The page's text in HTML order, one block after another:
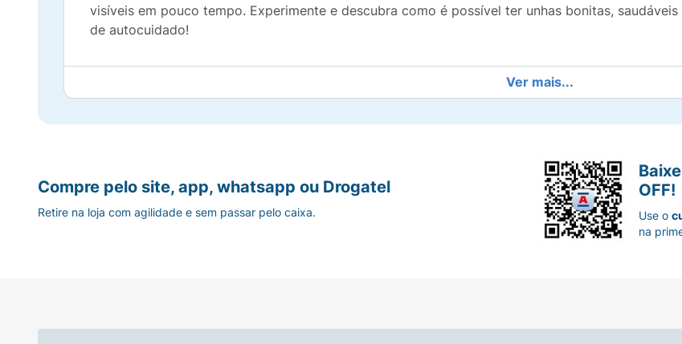
visíveis em pouco tempo. Experimente e descubra como é possível ter unhas bonitas,
de autocuidado!
Ver mais...
Compre pelo site, app, whatsapp ou Drogatel
Retire na loja com agilidade e sem passar pelo caixa.
OFF!
Use o
na